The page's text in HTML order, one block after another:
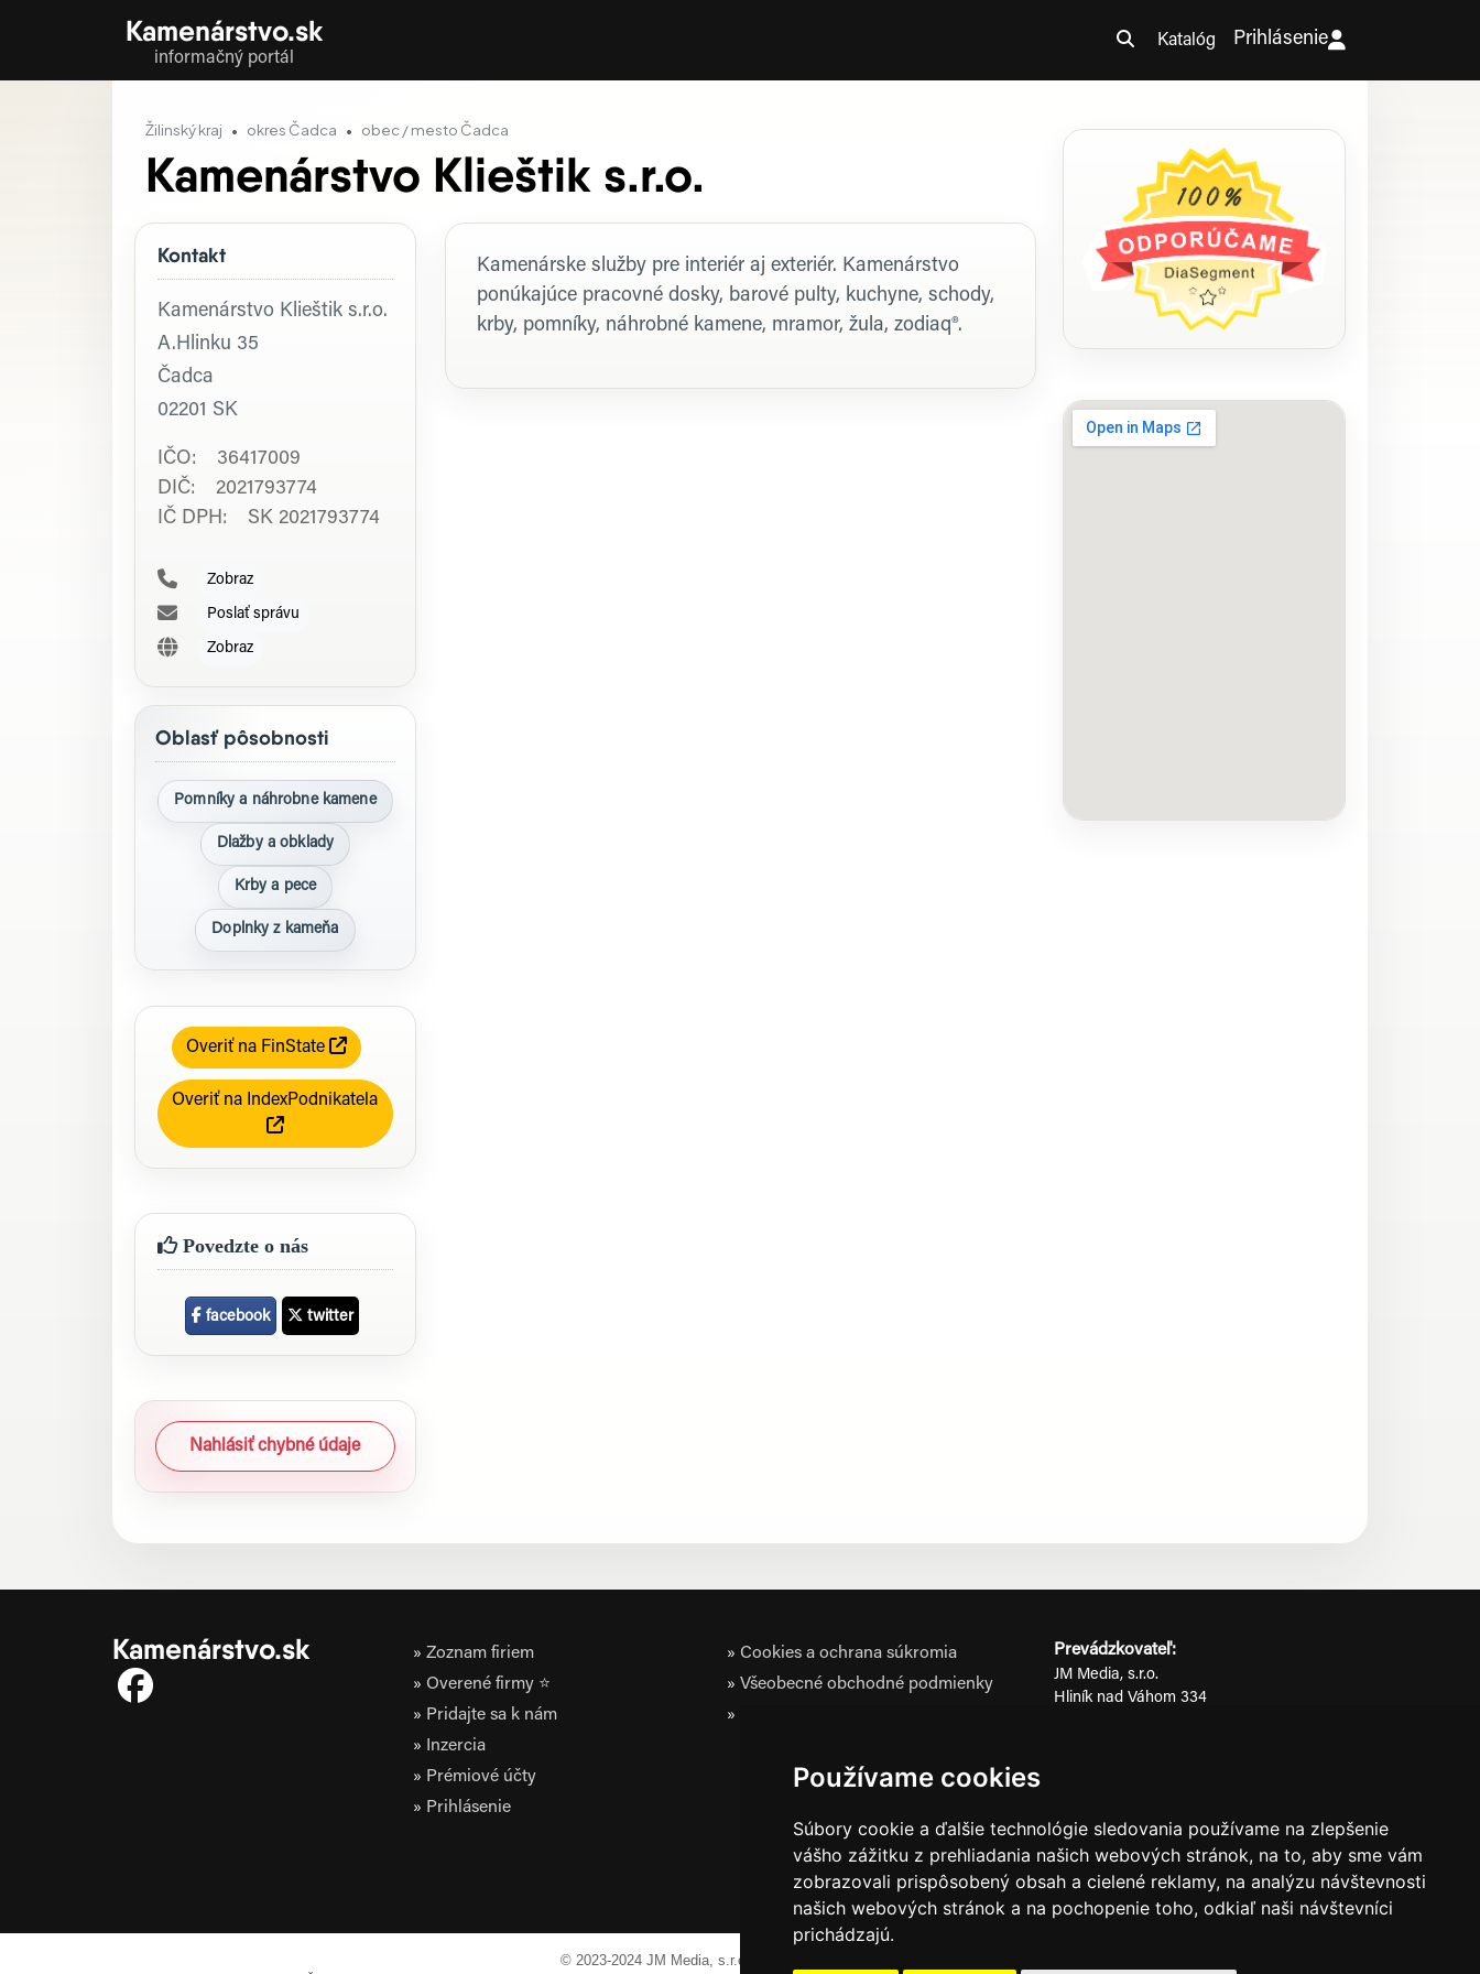
Používame cookies
Súbory cookie a ďalšie technológie sledovania používame na zlepšenie
vášho zážitku z prehliadania našich webových stránok, na to, aby sme vám
zobrazovali prispôsobený obsah a cielené reklamy, na analýzu návštevnosti
našich webových stránok a na pochopenie toho, odkiaľ naši návštevníci
prichádzajú.
Kamenárstvo.sk
informačný portál
Katalóg Prihlásenie
Žilinský kraj okres Čadca obec / mesto Čadca
Kamenárstvo Klieštik s.r.o.
Kontakt
Kamenárstvo Klieštik s.r.o.
A.Hlinku 35
Čadca
02201 SK
IČO: 36417009
DIČ: 2021793774
IČ DPH: SK 2021793774
Zobraz
Poslať správu
Zobraz
Oblasť pôsobnosti
Pomníky a náhrobne kamene
Dlažby a obklady
Krby a pece
Doplnky z kameňa
Overiť na FinState
Overiť na IndexPodnikatela
Povedzte o nás
facebook twitter
Nahlásiť chybné údaje
Profil firmy
Kamenárske služby pre interiér aj exteriér. Kamenárstvo
ponúkajúce pracovné dosky, barové pulty, kuchyne, schody,
krby, pomníky, náhrobné kamene, mramor, žula, zodiaq®.
Kamenárstvo.sk
Zoznam firiem
Overené firmy ⭐
Pridajte sa k nám
Inzercia
Prémiové účty
Prihlásenie
Cookies a ochrana súkromia
Všeobecné obchodné podmienky
Prevádzkovateľ:
JM Media, s.r.o.
Hliník nad Váhom 334
0911 955 646
© 2023-2024 JM Media, s.r.o.